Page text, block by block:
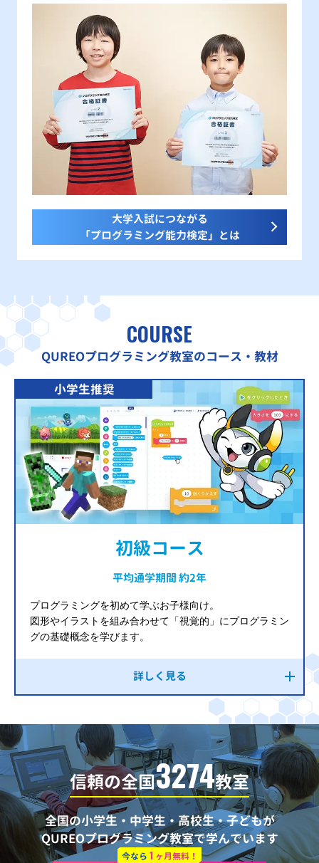
大学入試につながる
「プログラミング能力検定」とは
COURSE
QUREOプログラミング教室のコース・教材
小学生推奨
初級コース
平均通学期間 約2年
プログラミングを初めて学ぶお子様向け。
図形やイラストを組み合わせて「視覚的」にプログラミン
グの基礎概念を学びます。
詳しく見る
信頼の全国3274教室
全国の小学生・中学生・高校生・子どもが
QUREOプログラミング教室で学んでいます
今なら 1 ヶ月無料！